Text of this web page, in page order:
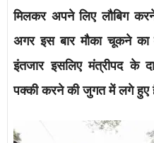
मिलकर अपने लिए लौबिग
अगर इस बार मौका चूकने
इंतजार इसलिए मंत्रीपद के
पक्की करने की जुगत में लगे हुए